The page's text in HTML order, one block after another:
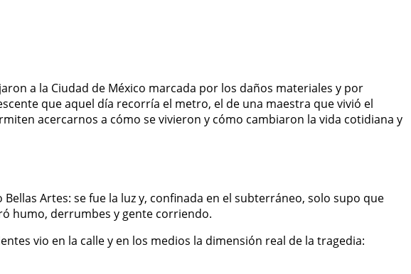
a la Ciudad de México marcada por los daños materiales y por
que aquel día recorría el metro, el de una maestra que vivió el
acercarnos a cómo se vivieron y cómo cambiaron la vida cotidiana y
Artes: se fue la luz y, confinada en el subterráneo, solo supo que
humo, derrumbes y gente corriendo.
vio en la calle y en los medios la dimensión real de la tragedia: